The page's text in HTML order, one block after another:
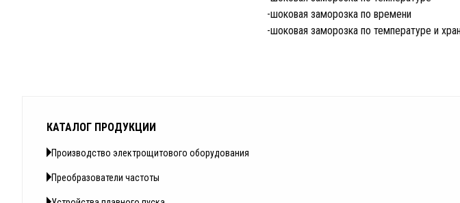
-шоковая заморозка по времени
-шоковая заморозка по температуре и
КАТАЛОГ ПРОДУКЦИИ
Производство электрощитового оборудования
Преобразователи частоты